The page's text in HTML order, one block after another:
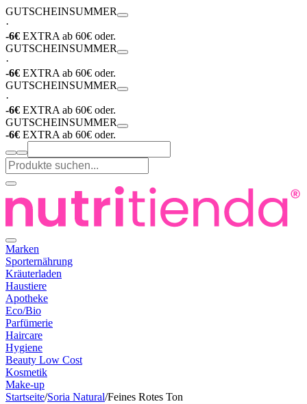
GUTSCHEINSUMMER
·
-6€ EXTRA ab 60€ oder.
GUTSCHEINSUMMER
·
-6€ EXTRA ab 60€ oder.
GUTSCHEINSUMMER
·
-6€ EXTRA ab 60€ oder.
GUTSCHEINSUMMER
-6€ EXTRA ab 60€ oder.
Marken
Sporternährung
Kräuterladen
Haustiere
Apotheke
Eco/Bio
Parfümerie
Haircare
Hygiene
Beauty Low Cost
Kosmetik
Make-up
Startseite/Soria Natural/Feines Rotes Ton